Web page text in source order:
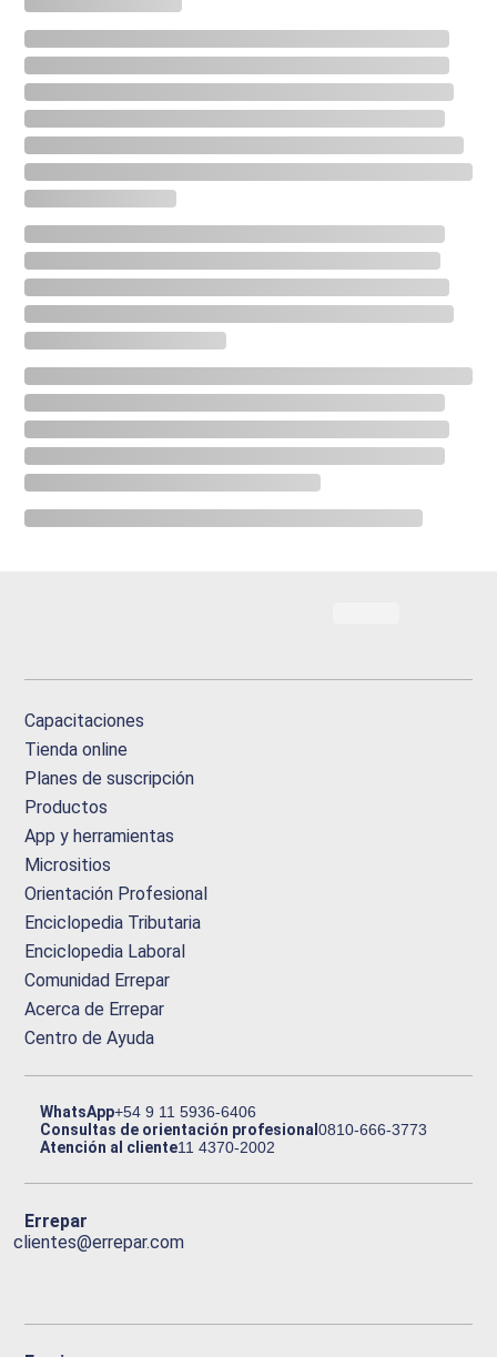
Capacitaciones
Tienda online
Planes de suscripción
Productos
App y herramientas
Micrositios
Orientación Profesional
Enciclopedia Tributaria
Enciclopedia Laboral
Comunidad Errepar
Acerca de Errepar
Centro de Ayuda
WhatsApp+54 9 11 5936-6406
Consultas de orientación profesional0810-666-3773
Atención al cliente11 4370-2002
Errepar
clientes@errepar.com